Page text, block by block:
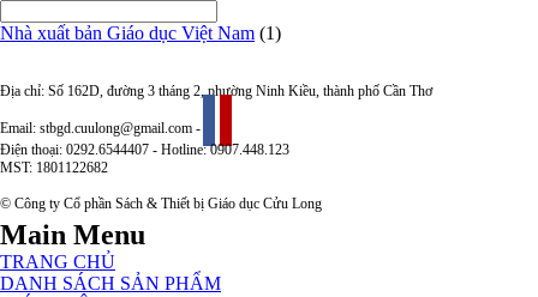
Nhà xuất bản Giáo dục Việt Nam (1)
Địa chỉ: Số 162D, đường 3 tháng 2, phường Ninh Kiều, thành phố Cần Thơ
Email: stbgd.cuulong@gmail.com -
Điện thoại: 0292.6544407 - Hotline: 0907.448.123
MST: 1801122682
© Công ty Cổ phần Sách & Thiết bị Giáo dục Cửu Long
Main Menu
TRANG CHỦ
DANH SÁCH SẢN PHẨM